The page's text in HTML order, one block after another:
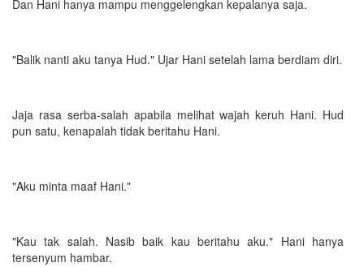
Dan Hani hanya mampu menggelengkan kepalanya saja.
"Balik nanti aku tanya Hud." Ujar Hani setelah lama berdiam diri.
Jaja rasa serba-salah apabila melihat wajah keruh Hani. Hud
pun satu, kenapalah tidak beritahu Hani.
"Aku minta maaf Hani."
"Kau tak salah. Nasib baik kau beritahu aku." Hani hanya
tersenyum hambar.